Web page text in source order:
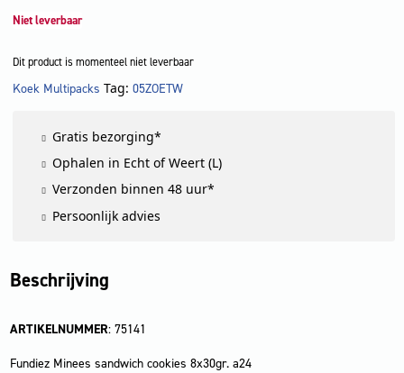
Niet leverbaar
Dit product is momenteel niet leverbaar
LET OP!
Koek Multipacks Tag: 05ZOETW
Gratis bezorging*
Ophalen in Echt of Weert (L)
Verzonden binnen 48 uur*
Persoonlijk advies
Beschrijving
ARTIKELNUMMER: 75141
Fundiez Minees sandwich cookies 8x30gr. a24